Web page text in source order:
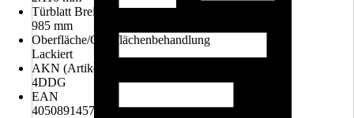
Türblatt Breite
985 mm
Oberfläche/Oberflächenbehandlung
Lackiert
AKN (Artikelkurznummer)
4DDG
EAN
4050891457670